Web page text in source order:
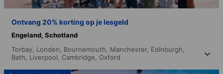
Ontvang 20% korting op je lesgeld
Engeland, Schotland
Torbay, Londen, Bournemouth, Manchester, Edinburgh,
Bath, Liverpool, Cambridge, Oxford